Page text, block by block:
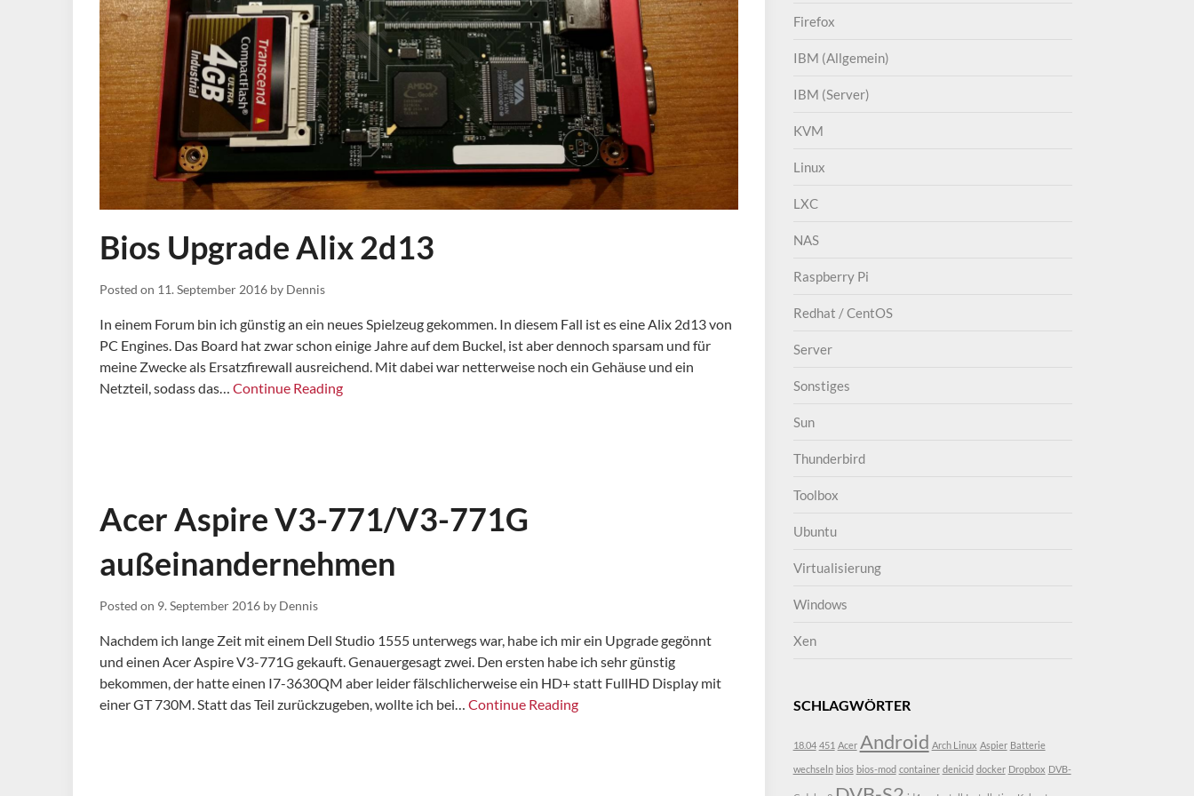
Bios Upgrade Alix 2d13
Posted on 11. September 2016 by Dennis
In einem Forum bin ich günstig an ein neues Spielzeug gekommen. In diesem Fall ist es eine Alix 2d13 von
PC Engines. Das Board hat zwar schon einige Jahre auf dem Buckel, ist aber dennoch sparsam und für
meine Zwecke als Ersatzfirewall ausreichend. Mit dabei war netterweise noch ein Gehäuse und ein
Netzteil, sodass das… Continue Reading
Acer Aspire V3-771/V3-771G
außeinandernehmen
Posted on 9. September 2016 by Dennis
Nachdem ich lange Zeit mit einem Dell Studio 1555 unterwegs war, habe ich mir ein Upgrade gegönnt
und einen Acer Aspire V3-771G gekauft. Genauergesagt zwei. Den ersten habe ich sehr günstig
bekommen, der hatte einen I7-3630QM aber leider fälschlicherweise ein HD+ statt FullHD Display mit
einer GT 730M. Statt das Teil zurückzugeben, wollte ich bei… Continue Reading
Firefox
IBM (Allgemein)
IBM (Server)
KVM
Linux
LXC
NAS
Raspberry Pi
Redhat / CentOS
Server
Sonstiges
Sun
Thunderbird
Toolbox
Ubuntu
Virtualisierung
Windows
Xen
SCHLAGWÖRTER
18.04 451 Acer Android Arch Linux Aspier Batterie
wechseln bios bios-mod container denicid docker Dropbox DVB-